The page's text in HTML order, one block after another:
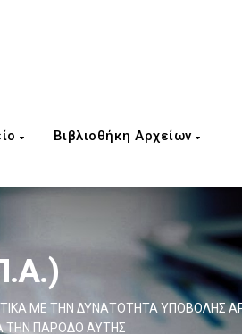
Βιβλιοθήκη Αρχείων
ΜΕ ΤΗΝ ΔΥΝΑΤΟΤΗΤΑ ΥΠΟΒΟΛΗΣ
ΤΗΝ ΠΑΡΟΔΟ ΑΥΤΗΣ